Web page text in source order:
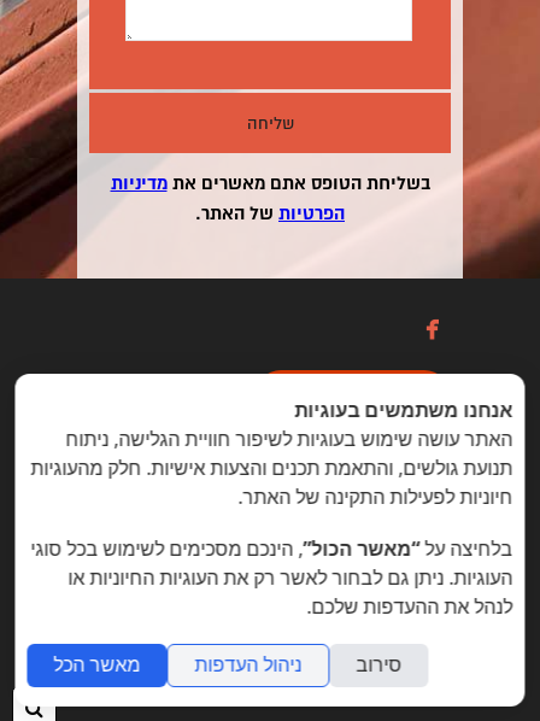
בשליחת הטופס אתם מאשרים אתמדיניות
הפרטיות של האתר.

הזדמנויות מיוחדות ללקוחות folyou
צרו איתנו קשר הצהרת נגישות משרות
מה חדש תמיכה תנאי שימוש
אפיליאייטס אתר דו לשוני חנות וירטואלית
אנחנו משתמשים בעוגיות
האתר עושה שימוש בעוגיות לשיפור חוויית הגלישה, ניתוח
תנועת גולשים, והתאמת תכנים והצעות אישיות. חלק מהעוגיות
חיוניות לפעילות התקינה של האתר.
בלחיצה על“מאשר הכול”, הינכם מסכימים לשימוש בכל סוגי
העוגיות. ניתן גם לבחור לאשר רק את העוגיות החיוניות או
לנהל את ההעדפות שלכם.
סירוב ניהול העדפות מאשר הכל